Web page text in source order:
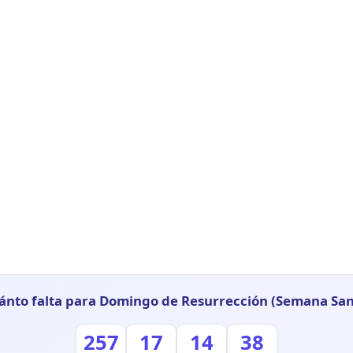
falta para Domingo de Resurrección (Semana
257 17 14 37